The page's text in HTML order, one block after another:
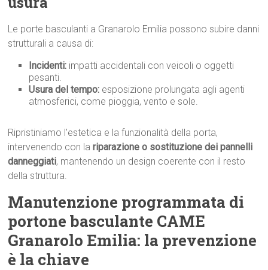
Le porte basculanti a Granarolo Emilia possono subire danni
strutturali a causa di:
Incidenti: impatti accidentali con veicoli o oggetti
pesanti.
Usura del tempo: esposizione prolungata agli agenti
atmosferici, come pioggia, vento e sole.
Ripristiniamo l’estetica e la funzionalità della porta,
intervenendo con lariparazione o sostituzione dei pannelli
danneggiati, mantenendo un design coerente con il resto
della struttura.
Manutenzione programmata di
portone basculante CAME
Granarolo Emilia: la prevenzione
è la chiave